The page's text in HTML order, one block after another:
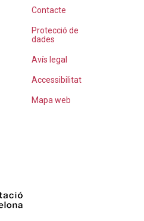
Contacte
Protecció de
dades
Avís legal
Accessibilitat
Mapa web